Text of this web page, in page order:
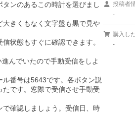
ンのあるこの時計を選びまし
きくもなく文字盤も黒で見や
状態もすぐに確認できます。
んでいたので手動受信をしよ
番号は5643です。各ボタン説
です。窓際で受信させ手動受
確認しましょう。受信日、時
投稿者
-
購入し
-